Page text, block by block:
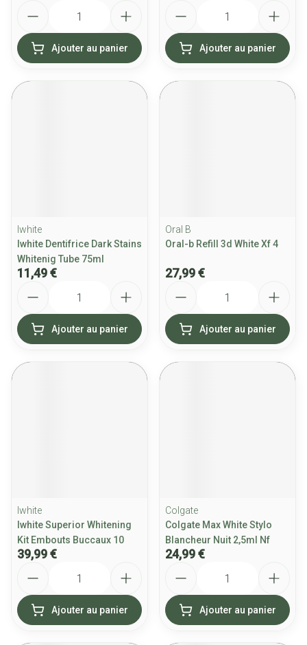
Ajouter au panier Ajouter au panier
Iwhite
Iwhite Dentifrice Dark Stains
Whitenig Tube 75ml
11,49 €
Ajouter au panier
Oral B
Oral-b Refill 3d White Xf 4
27,99 €
Ajouter au panier
Iwhite
Iwhite Superior Whitening
Kit Embouts Buccaux 10
39,99 €
Ajouter au panier
Colgate
Colgate Max White Stylo
Blancheur Nuit 2,5ml Nf
24,99 €
Ajouter au panier